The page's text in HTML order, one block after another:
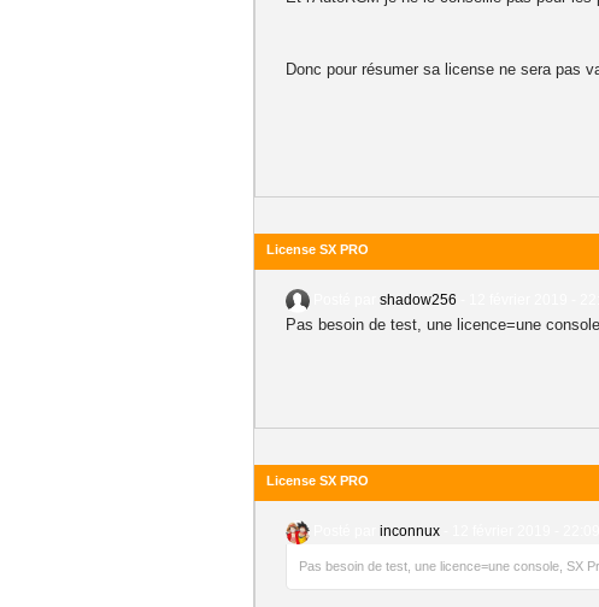
Donc pour résumer sa license ne sera pas
License SX PRO
shadow256
Pas besoin de test, une licence=une
License SX PRO
inconnux
Pas besoin de test, une licence=une console, SX